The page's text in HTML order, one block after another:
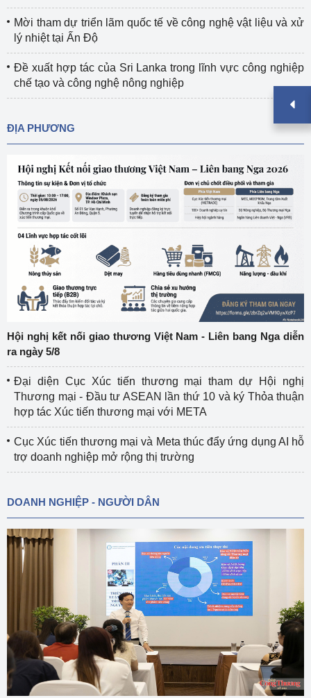
Mời tham dự triển lãm quốc tế về công nghệ vật liệu và xử
lý nhiệt tại Ấn Độ
Đề xuất hợp tác của Sri Lanka trong lĩnh vực công nghiệp
chế tạo và công nghệ nông nghiệp
ĐỊA PHƯƠNG
Hội nghị kết nối giao thương Việt Nam - Liên bang Nga diễn
ra ngày 5/8
Đại diện Cục Xúc tiến thương mại tham dự Hội nghị
Thương mại - Đầu tư ASEAN lần thứ 10 và ký Thỏa thuận
hợp tác Xúc tiến thương mại với META
Cục Xúc tiến thương mại và Meta thúc đẩy ứng dụng AI hỗ
trợ doanh nghiệp mở rộng thị trường
DOANH NGHIỆP - NGƯỜI DÂN